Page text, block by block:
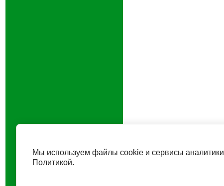
Мы используем файлы cookie и сервисы
Политикой.